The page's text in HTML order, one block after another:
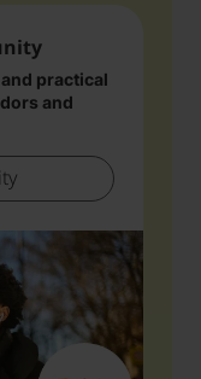
practical
and